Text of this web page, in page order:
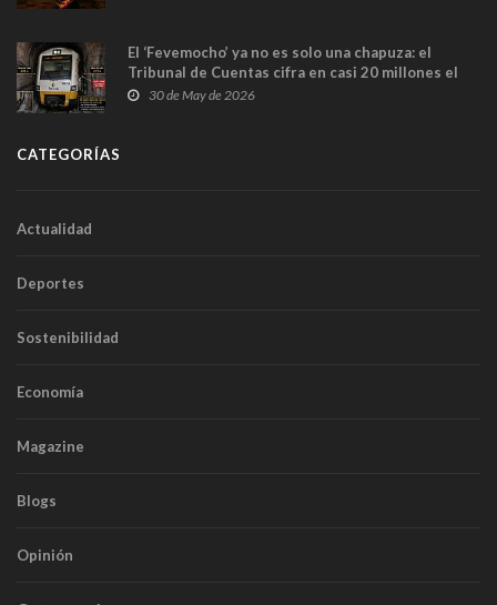
El ‘Fevemocho’ ya no es solo una chapuza: el
Tribunal de Cuentas cifra en casi 20 millones el
sobrecoste de los trenes que no cabían por los
30 de May de 2026
CATEGORÍAS
Actualidad
Deportes
Sostenibilidad
Economía
Magazine
Blogs
Opinión